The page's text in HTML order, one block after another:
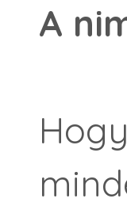
A